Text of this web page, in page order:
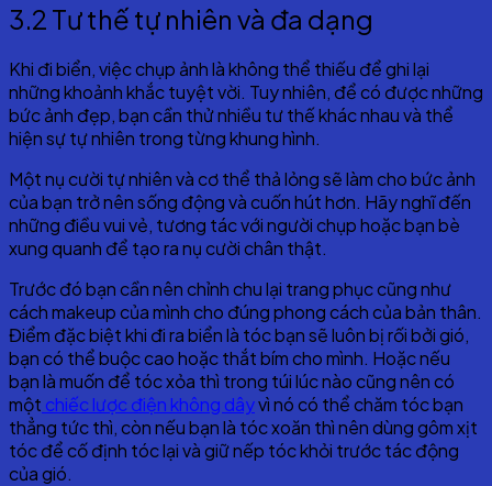
3.2 Tư thế tự nhiên và đa dạng
Khi đi biển, việc chụp ảnh là không thể thiếu để ghi lại
những khoảnh khắc tuyệt vời. Tuy nhiên, để có được những
bức ảnh đẹp, bạn cần thử nhiều tư thế khác nhau và thể
hiện sự tự nhiên trong từng khung hình.
Một nụ cười tự nhiên và cơ thể thả lỏng sẽ làm cho bức ảnh
của bạn trở nên sống động và cuốn hút hơn. Hãy nghĩ đến
những điều vui vẻ, tương tác với người chụp hoặc bạn bè
xung quanh để tạo ra nụ cười chân thật.
Trước đó bạn cần nên chỉnh chu lại trang phục cũng như
cách makeup của mình cho đúng phong cách của bản thân.
Điểm đặc biệt khi đi ra biển là tóc bạn sẽ luôn bị rối bởi gió,
bạn có thể buộc cao hoặc thắt bím cho mình. Hoặc nếu
bạn là muốn để tóc xỏa thì trong túi lúc nào cũng nên có
một chiếc lược điện không dâyvì nó có thể chăm tóc bạn
thẳng tức thì, còn nếu bạn là tóc xoăn thì nên dùng gôm xịt
tóc để cố định tóc lại và giữ nếp tóc khỏi trước tác động
của gió.